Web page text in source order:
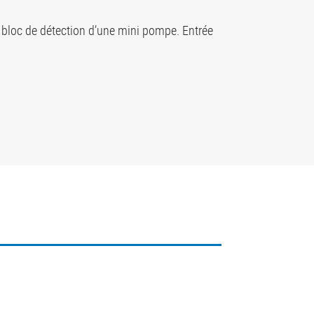
de détection d’une mini pompe. Entrée